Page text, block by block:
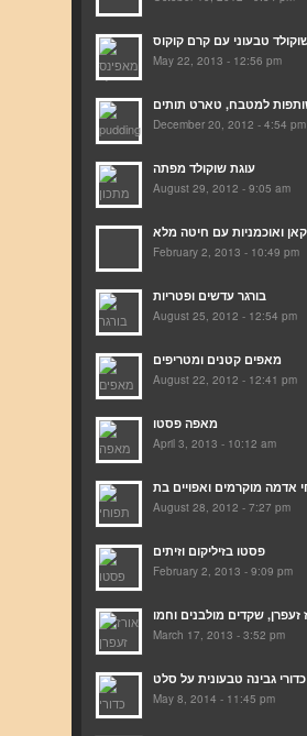
May 22, 2013 - 12:56 pm
December 20, 2012 - 4:54 pm
עוגת שוקולד מפתה
August 29, 2012 - 9:05 am
February 2, 2013 - 10:49 pm
בורגר עדשים ופטריות
August 25, 2012 - 12:54 pm
מאפים קטנים ומטריפים
August 22, 2012 - 12:41 pm
מאפה פסטו
April 3, 2013 - 10:12 am
August 28, 2012 - 7:27 pm
פסטו בזיליקום וזיתים
February 2, 2013 - 9:09 pm
March 17, 2013 - 3:52 pm
כדורי גבינה טבעונית על סלט
May 8, 2014 - 11:45 pm